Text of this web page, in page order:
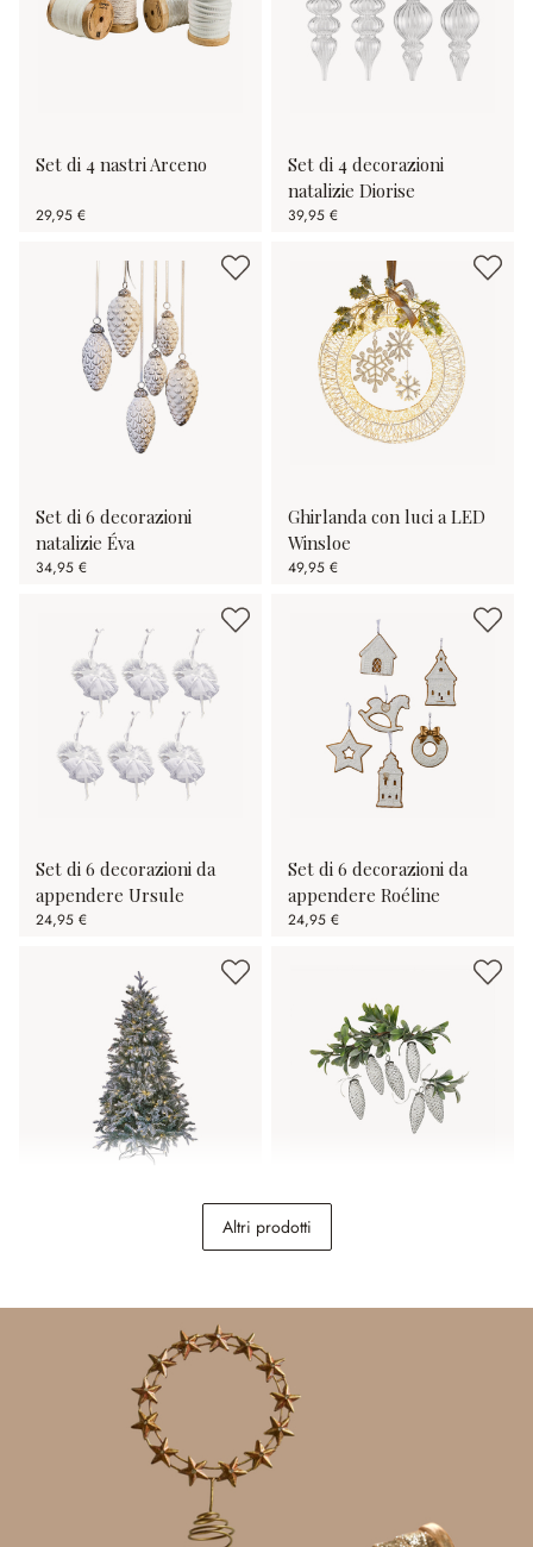
Set di 4 nastri Arceno
29,95 €
Set di 4 decorazioni
natalizie Diorise
39,95 €
Set di 6 decorazioni
natalizie Éva
34,95 €
Ghirlanda con luci a LED
Winsloe
49,95 €
Set di 6 decorazioni da
appendere Ursule
24,95 €
Set di 6 decorazioni da
appendere Roéline
24,95 €
Albero di Natale Cadelise
Set di 6 decorazioni da
appendere Fréderise
Altri prodotti